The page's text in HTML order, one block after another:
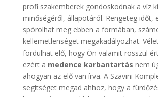
profi szakemberek gondoskodnak a víz
minőségéről, állapotáról. Rengeteg időt,
spórolhat meg ebben a formában,
kellemetlenséget megakadályozhat.
fordulhat elő, hogy Ön valamit rosszul
ezért a medence karbantartás nem
ahogyan az elő van írva. A Szavini
segítséget megad ahhoz, hogy a